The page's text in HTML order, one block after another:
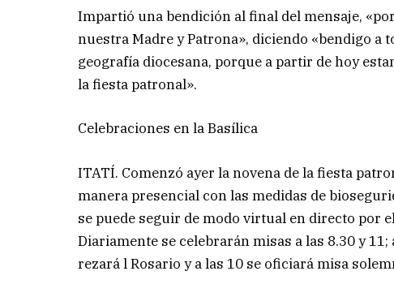
Impartió una bendición al final del mensaje,
nuestra Madre y Patrona», diciendo «bendigo a
geografía diocesana, porque a partir de hoy
la fiesta patronal».
Celebraciones en la Basílica
ITATÍ. Comenzó ayer la novena de la fiesta
manera presencial con las medidas de
se puede seguir de modo virtual en directo por
Diariamente se celebrarán misas a las 8.30 y
rezará l Rosario y a las 10 se oficiará misa